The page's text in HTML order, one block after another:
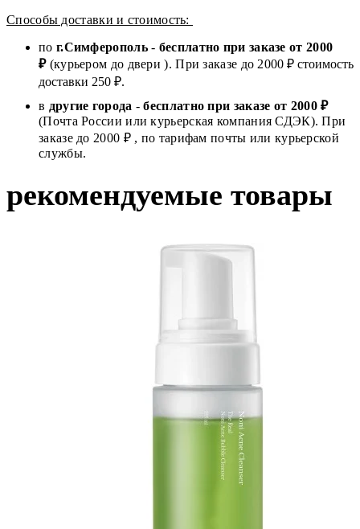
Способы доставки и стоимость:
по г.Симферополь- бесплатно при заказе от 2000
₽(курьером до двери ). При заказе до 2000 ₽ стоимость
доставки 250 ₽.
в другие города -бесплатно при заказе от 2000 ₽
(Почта России или курьерская компания СДЭК). При
заказе до 2000 ₽ , по тарифам почты или курьерской
службы.
рекомендуемые товары